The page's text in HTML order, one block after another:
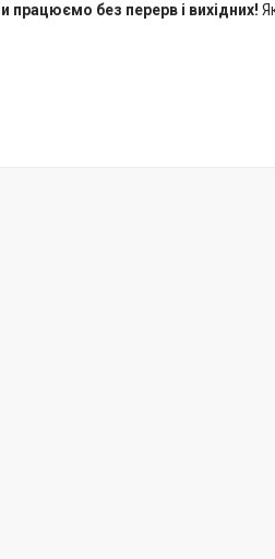
працюємо без перерв і вихідних!